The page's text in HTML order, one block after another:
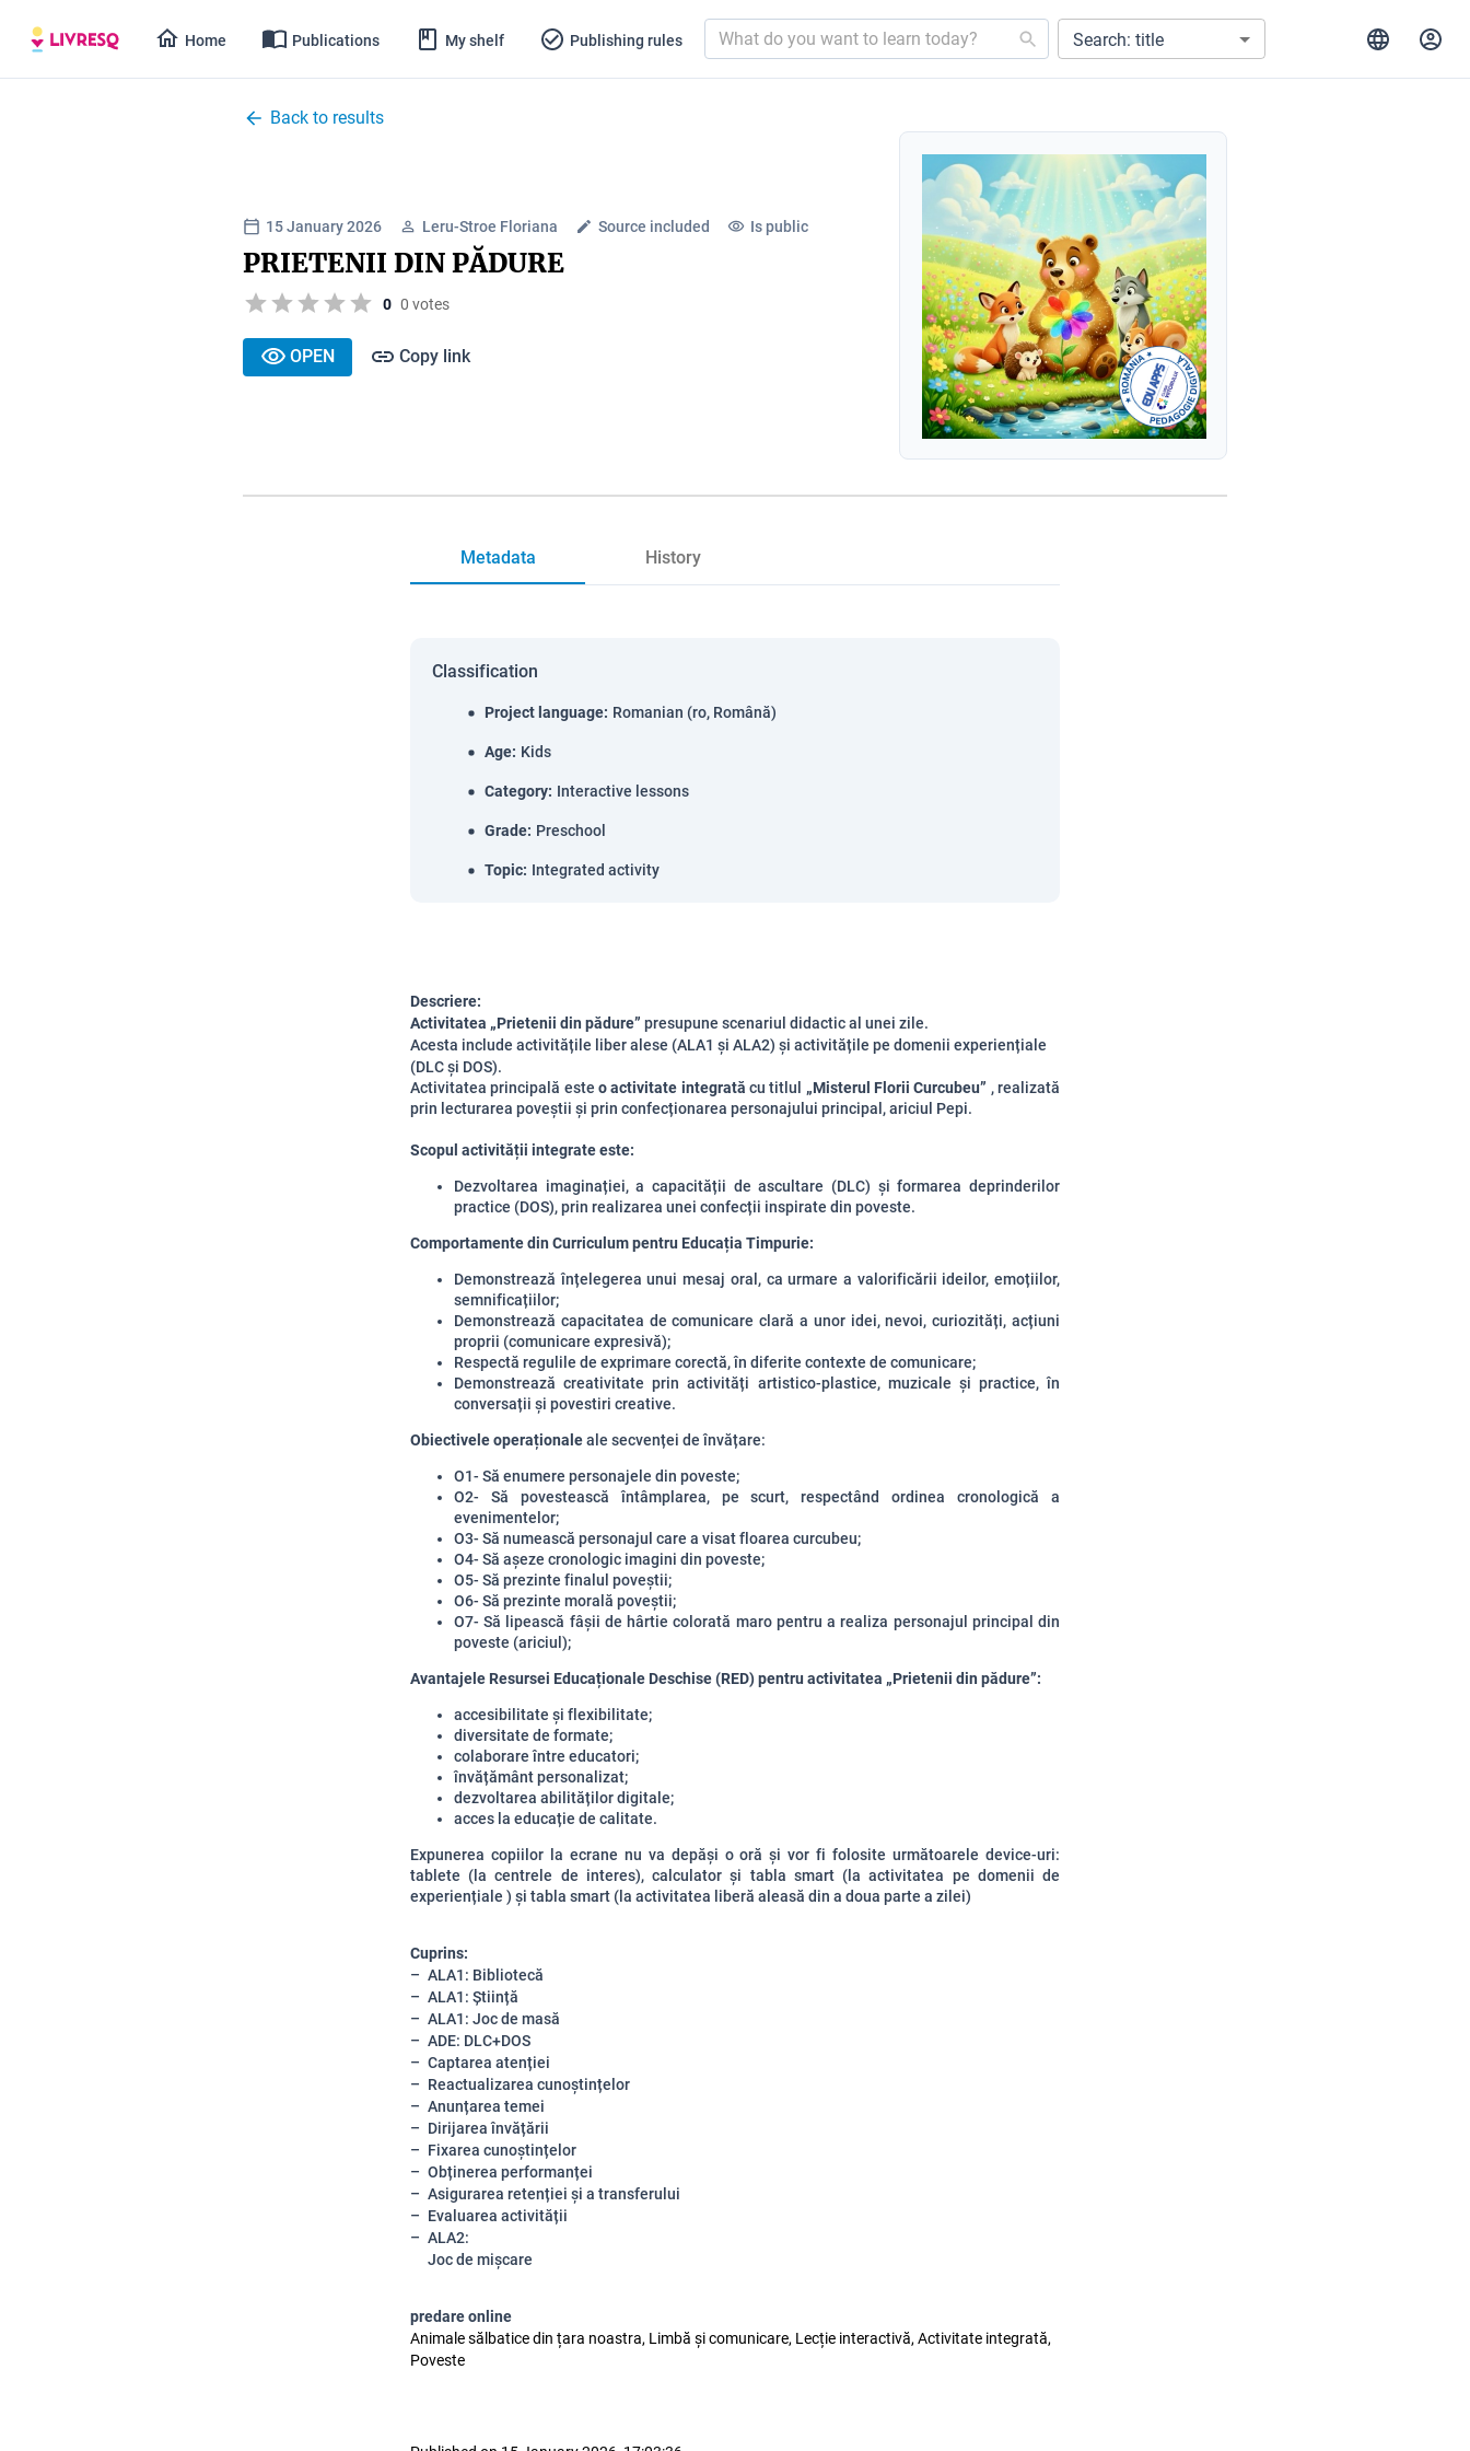
Home Publications My shelf Publishing rules Search: title
Back to results
15 January 2026 Leru-Stroe Floriana Source included Is public
PRIETENII DIN PĂDURE
0 0 votes
OPEN Copy link
Metadata History
Classification
Project language: Romanian (ro, Română)
Age: Kids
Category: Interactive lessons
Grade: Preschool
Topic: Integrated activity
Descriere:
Activitatea „Prietenii din pădure” presupune scenariul didactic al unei zile.
Acesta include activitățile liber alese (ALA1 și ALA2) și activitățile pe domenii experiențiale
(DLC și DOS).
Activitatea principală este o activitate integrată cu titlul „Misterul Florii Curcubeu” , realizată
prin lecturarea poveștii și prin confecționarea personajului principal, ariciul Pepi.
Scopul activității integrate este:
Dezvoltarea imaginației, a capacității de ascultare (DLC) și formarea deprinderilor
practice (DOS), prin realizarea unei confecții inspirate din poveste.
Comportamente din Curriculum pentru Educația Timpurie:
Demonstrează înțelegerea unui mesaj oral, ca urmare a valorificării ideilor, emoțiilor,
semnificațiilor;
Demonstrează capacitatea de comunicare clară a unor idei, nevoi, curiozități, acțiuni
proprii (comunicare expresivă);
Respectă regulile de exprimare corectă, în diferite contexte de comunicare;
Demonstrează creativitate prin activități artistico-plastice, muzicale și practice, în
conversații și povestiri creative.
Obiectivele operaționaleale secvenței de învățare:
O1- Să enumere personajele din poveste;
O2- Să povestească întâmplarea, pe scurt, respectând ordinea cronologică a
evenimentelor;
O3- Să numească personajul care a visat floarea curcubeu;
O4- Să așeze cronologic imagini din poveste;
O5- Să prezinte finalul poveștii;
O6- Să prezinte morală poveștii;
O7- Să lipească fâșii de hârtie colorată maro pentru a realiza personajul principal din
poveste (ariciul);
Avantajele Resursei Educaționale Deschise (RED) pentru activitatea „Prietenii din pădure”:
accesibilitate și flexibilitate;
diversitate de formate;
colaborare între educatori;
învățământ personalizat;
dezvoltarea abilităților digitale;
acces la educație de calitate.
Expunerea copiilor la ecrane nu va depăși o oră și vor fi folosite următoarele device-uri:
tablete (la centrele de interes), calculator și tabla smart (la activitatea pe domenii de
experiențiale ) și tabla smart (la activitatea liberă aleasă din a doua parte a zilei)
Cuprins:
ALA1: Bibliotecă
ALA1: Știință
ALA1: Joc de masă
ADE: DLC+DOS
Captarea atenției
Reactualizarea cunoștințelor
Anunțarea temei
Dirijarea învățării
Fixarea cunoștințelor
Obținerea performanței
Asigurarea retenției și a transferului
Evaluarea activității
ALA2:
Joc de mișcare
predare online
Animale sălbatice din țara noastra, Limbă și comunicare, Lecție interactivă, Activitate integrată,
Poveste